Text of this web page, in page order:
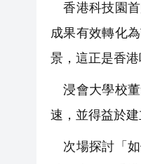
香港科技園首
成果有效轉化
景，這正是香港
浸會大學校董
速，並得益於
次場探討「如